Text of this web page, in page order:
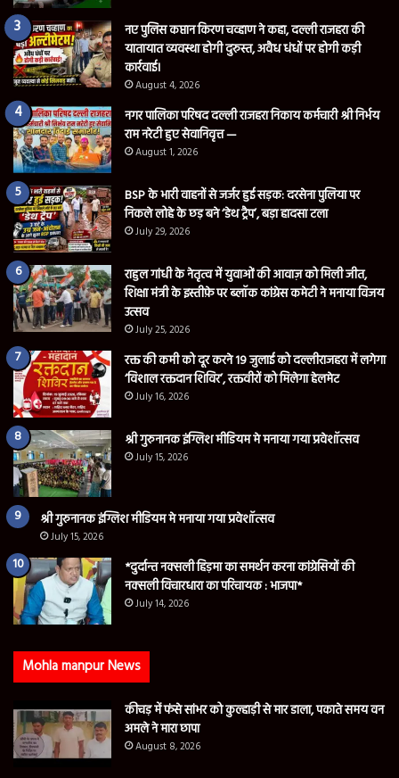
नए पुलिस कप्तान किरण चव्हाण ने कहा, दल्ली राजहरा की
यातायात व्यवस्था होगी दुरुस्त, अवैध धंधों पर होगी कड़ी
कार्रवाई।
August 4, 2026
नगर पालिका परिषद दल्ली राजहरा निकाय कर्मचारी श्री निर्भय
राम नरेटी हुए सेवानिवृत्त —
August 1, 2026
BSP के भारी वाहनों से जर्जर हुई सड़क: दरसेना पुलिया पर
निकले लोहे के छड़ बने ‘डेथ ट्रैप’, बड़ा हादसा टला
July 29, 2026
राहुल गांधी के नेतृत्व में युवाओं की आवाज़ को मिली जीत,
शिक्षा मंत्री के इस्तीफ़े पर ब्लॉक कांग्रेस कमेटी ने मनाया विजय
उत्सव
July 25, 2026
रक्त की कमी को दूर करने 19 जुलाई को दल्लीराजहरा में लगेगा
‘विशाल रक्तदान शिविर’, रक्तवीरों को मिलेगा हेलमेट
July 16, 2026
श्री गुरुनानक इंग्लिश मीडियम मे मनाया गया प्रवेशॉत्सव
July 15, 2026
श्री गुरुनानक इंग्लिश मीडियम मे मनाया गया प्रवेशॉत्सव
July 15, 2026
*दुर्दान्त नक्सली हिड़मा का समर्थन करना कांग्रेसियों की
नक्सली विचारधारा का परिचायक : भाजपा*
July 14, 2026
Mohla manpur News
कीचड़ में फंसे सांभर को कुल्हाड़ी से मार डाला, पकाते समय वन
अमले ने मारा छापा
August 8, 2026